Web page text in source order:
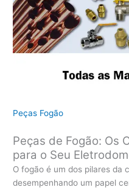
Peças Fogão
Peças de Fogão: Os
para o Seu
O fogão é um dos pilares da
desempenhando um papel